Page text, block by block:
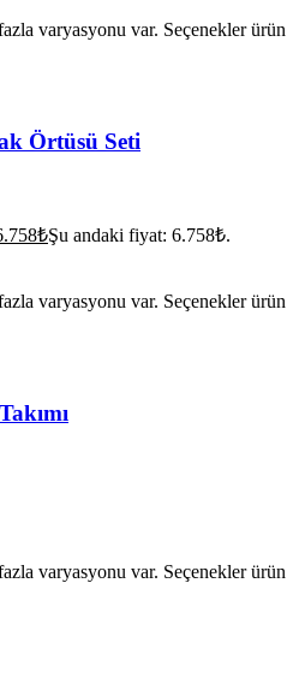
varyasyonu var. Seçenekler ürün
Örtüsü Seti
₺Şu andaki fiyat: 6.758₺.
varyasyonu var. Seçenekler ürün
varyasyonu var. Seçenekler ürün